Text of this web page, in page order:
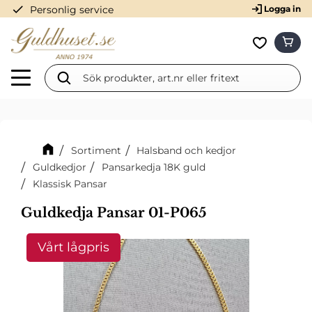
Meny
check Personlig service Logga in
Sortiment
Halsband och kedjor
Guldkedjor
Pansarkedja 18K guld
Klassisk Pansar
Guldkedja Pansar 01-P065